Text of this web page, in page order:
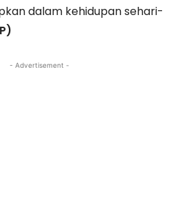
dalam kehidupan sehari-
- Advertisement -